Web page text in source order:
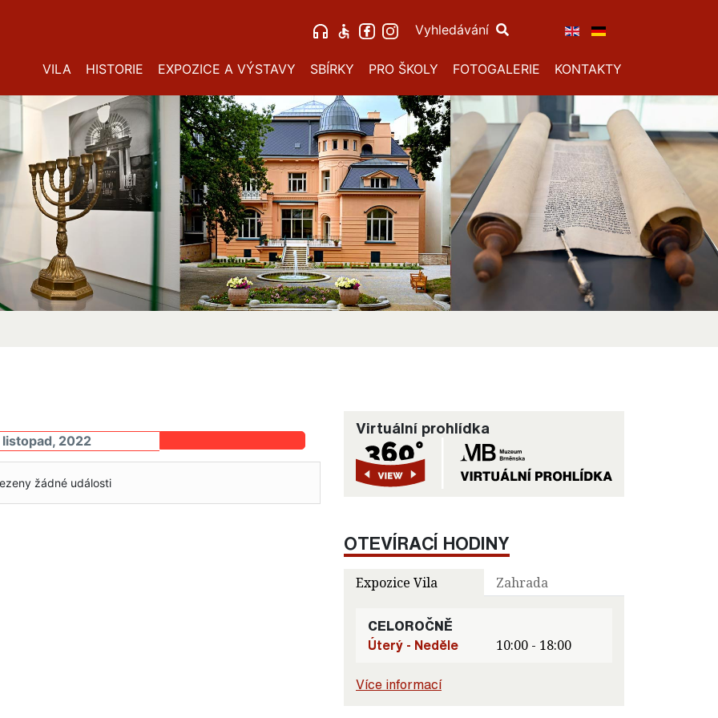
Vyhledávání
VILA HISTORIE EXPOZICE A VÝSTAVY SBÍRKY PRO ŠKOLY FOTOGALERIE KONTAKTY
2022
žádné události
Virtuální prohlídka
OTEVÍRACÍ HODINY
Expozice Vila Zahrada
CELOROČNĚ
Úterý - Neděle
10:00 - 18:00
Více informací